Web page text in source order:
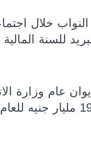
خلال
بمبلغ 106.3 مليار جنيه